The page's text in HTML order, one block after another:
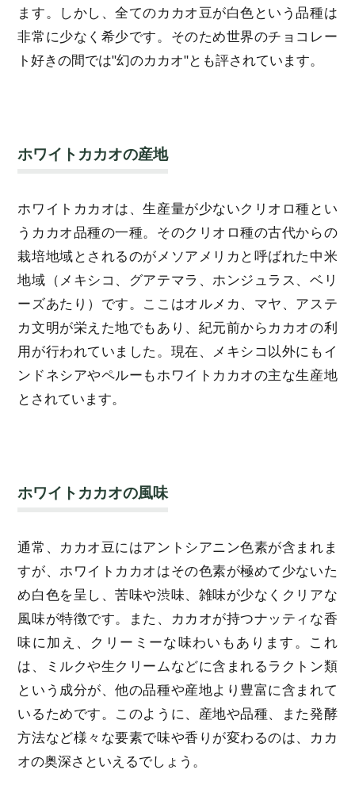
ます。しかし、全てのカカオ豆が白色という品種は
非常に少なく希少です。そのため世界のチョコレー
ト好きの間では"幻のカカオ"とも評されています。
ホワイトカカオの産地
ホワイトカカオは、生産量が少ないクリオロ種とい
うカカオ品種の一種。そのクリオロ種の古代からの
栽培地域とされるのがメソアメリカと呼ばれた中米
地域（メキシコ、グアテマラ、ホンジュラス、ベリ
ーズあたり）です。ここはオルメカ、マヤ、アステ
カ文明が栄えた地でもあり、紀元前からカカオの利
用が行われていました。現在、メキシコ以外にもイ
ンドネシアやペルーもホワイトカカオの主な生産地
とされています。
ホワイトカカオの風味
通常、カカオ豆にはアントシアニン色素が含まれま
すが、ホワイトカカオはその色素が極めて少ないた
め白色を呈し、苦味や渋味、雑味が少なくクリアな
風味が特徴です。また、カカオが持つナッティな香
味に加え、クリーミーな味わいもあります。これ
は、ミルクや生クリームなどに含まれるラクトン類
という成分が、他の品種や産地より豊富に含まれて
いるためです。このように、産地や品種、また発酵
方法など様々な要素で味や香りが変わるのは、カカ
オの奥深さといえるでしょう。